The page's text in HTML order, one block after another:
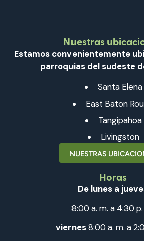
Nuestras
Estamos convenientemente
parroquias del sudeste
Santa Elena
East Baton
Tangipahoa
Livingston
NUESTRAS
Horas
De lunes a
8:00 a. m. a 4:30
viernes8:00 a. m. a